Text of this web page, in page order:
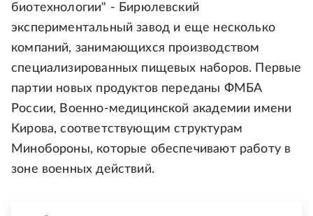
биотехнологии" - Бирюлевский
экспериментальный завод и еще несколько
компаний, занимающихся производством
специализированных пищевых наборов. Первые
партии новых продуктов переданы ФМБА
России, Военно-медицинской академии имени
Кирова, соответствующим структурам
Минобороны, которые обеспечивают работу в
зоне военных действий.